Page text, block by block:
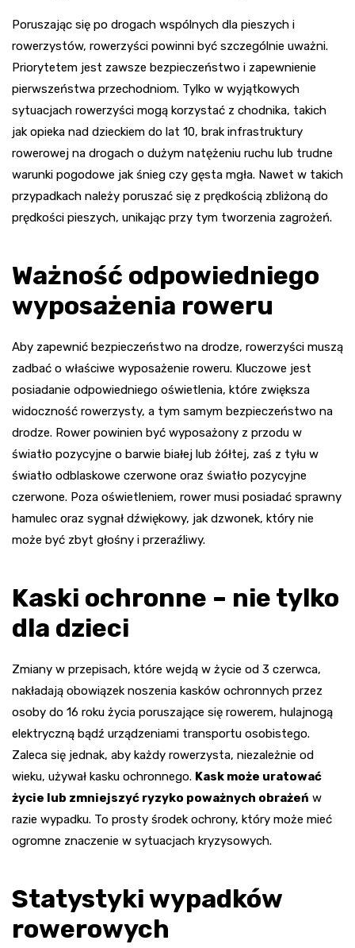
Poruszając się po drogach wspólnych dla pieszych i
rowerzystów, rowerzyści powinni być szczególnie uważni.
Priorytetem jest zawsze bezpieczeństwo i zapewnienie
pierwszeństwa przechodniom. Tylko w wyjątkowych
sytuacjach rowerzyści mogą korzystać z chodnika, takich
jak opieka nad dzieckiem do lat 10, brak infrastruktury
rowerowej na drogach o dużym natężeniu ruchu lub trudne
warunki pogodowe jak śnieg czy gęsta mgła. Nawet w takich
przypadkach należy poruszać się z prędkością zbliżoną do
prędkości pieszych, unikając przy tym tworzenia zagrożeń.
Ważność odpowiedniego
wyposażenia roweru
Aby zapewnić bezpieczeństwo na drodze, rowerzyści muszą
zadbać o właściwe wyposażenie roweru. Kluczowe jest
posiadanie odpowiedniego oświetlenia, które zwiększa
widoczność rowerzysty, a tym samym bezpieczeństwo na
drodze. Rower powinien być wyposażony z przodu w
światło pozycyjne o barwie białej lub żółtej, zaś z tyłu w
światło odblaskowe czerwone oraz światło pozycyjne
czerwone. Poza oświetleniem, rower musi posiadać sprawny
hamulec oraz sygnał dźwiękowy, jak dzwonek, który nie
może być zbyt głośny i przeraźliwy.
Kaski ochronne – nie tylko
dla dzieci
Zmiany w przepisach, które wejdą w życie od 3 czerwca,
nakładają obowiązek noszenia kasków ochronnych przez
osoby do 16 roku życia poruszające się rowerem, hulajnogą
elektryczną bądź urządzeniami transportu osobistego.
Zaleca się jednak, aby każdy rowerzysta, niezależnie od
wieku, używał kasku ochronnego. Kask może uratować
życie lub zmniejszyć ryzyko poważnych obrażeń w
razie wypadku. To prosty środek ochrony, który może mieć
ogromne znaczenie w sytuacjach kryzysowych.
Statystyki wypadków
rowerowych